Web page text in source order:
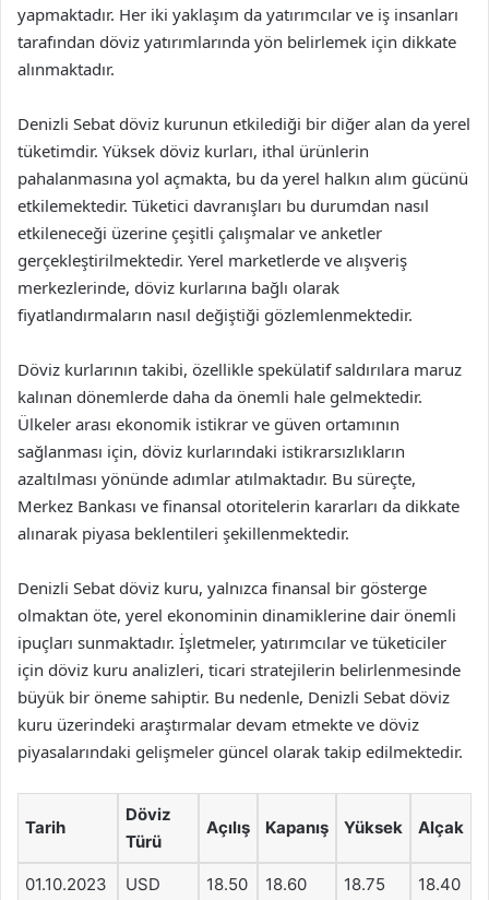
yapmaktadır. Her iki yaklaşım da yatırımcılar ve iş insanları
tarafından döviz yatırımlarında yön belirlemek için dikkate
alınmaktadır.
Denizli Sebat döviz kurunun etkilediği bir diğer alan da yerel
tüketimdir. Yüksek döviz kurları, ithal ürünlerin
pahalanmasına yol açmakta, bu da yerel halkın alım gücünü
etkilemektedir. Tüketici davranışları bu durumdan nasıl
etkileneceği üzerine çeşitli çalışmalar ve anketler
gerçekleştirilmektedir. Yerel marketlerde ve alışveriş
merkezlerinde, döviz kurlarına bağlı olarak
fiyatlandırmaların nasıl değiştiği gözlemlenmektedir.
Döviz kurlarının takibi, özellikle spekülatif saldırılara maruz
kalınan dönemlerde daha da önemli hale gelmektedir.
Ülkeler arası ekonomik istikrar ve güven ortamının
sağlanması için, döviz kurlarındaki istikrarsızlıkların
azaltılması yönünde adımlar atılmaktadır. Bu süreçte,
Merkez Bankası ve finansal otoritelerin kararları da dikkate
alınarak piyasa beklentileri şekillenmektedir.
Denizli Sebat döviz kuru, yalnızca finansal bir gösterge
olmaktan öte, yerel ekonominin dinamiklerine dair önemli
ipuçları sunmaktadır. İşletmeler, yatırımcılar ve tüketiciler
için döviz kuru analizleri, ticari stratejilerin belirlenmesinde
büyük bir öneme sahiptir. Bu nedenle, Denizli Sebat döviz
kuru üzerindeki araştırmalar devam etmekte ve döviz
piyasalarındaki gelişmeler güncel olarak takip edilmektedir.
Tarih
Döviz
Türü
Açılış Kapanış Yüksek Alçak
01.10.2023 USD 18.50 18.60 18.75 18.40